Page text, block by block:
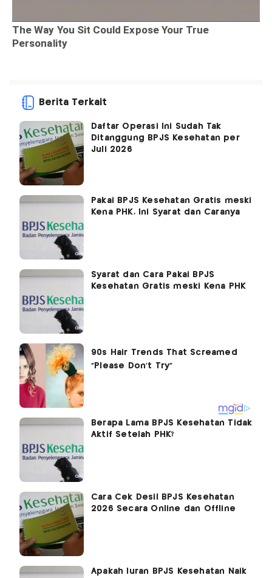
Berita Terkait
Daftar Operasi Ini Sudah Tak
Ditanggung BPJS Kesehatan per
Juli 2026
Pakai BPJS Kesehatan Gratis meski
Kena PHK, Ini Syarat dan Caranya
Syarat dan Cara Pakai BPJS
Kesehatan Gratis meski Kena PHK
Berapa Lama BPJS Kesehatan Tidak
Aktif Setelah PHK?
Cara Cek Desil BPJS Kesehatan
2026 Secara Online dan Offline
Apakah Iuran BPJS Kesehatan Naik